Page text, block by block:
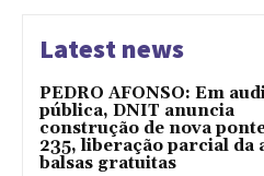
Latest news
PEDRO AFONSO: Em
pública, DNIT anuncia
construção de nova
235, liberação parcial da
balsas gratuitas